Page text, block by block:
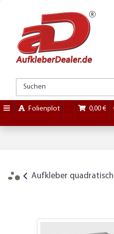
Folienplot 0,00 €
Aufkleber quadratisch